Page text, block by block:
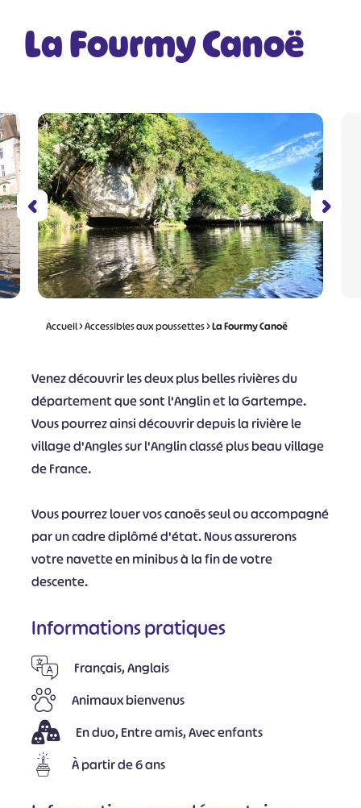
La Fourmy Canoë
Accueil>Accessibles aux poussettes>La Fourmy Canoë
Venez découvrir les deux plus belles rivières du
département que sont l'Anglin et la Gartempe.
Vous pourrez ainsi découvrir depuis la rivière le
village d'Angles sur l'Anglin classé plus beau village
de France.
Vous pourrez louer vos canoës seul ou accompagné
par un cadre diplômé d'état. Nous assurerons
votre navette en minibus à la fin de votre
descente.
Informations pratiques
Français, Anglais
Animaux bienvenus
En duo, Entre amis, Avec enfants
À partir de 6 ans